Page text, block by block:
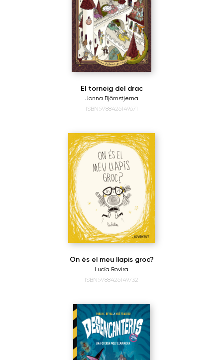
El torneig del drac
Jonna Björnstjerna
ISBN:9788426149671
On és el meu llapis groc?
Lucía Rovira
ISBN:9788426149732